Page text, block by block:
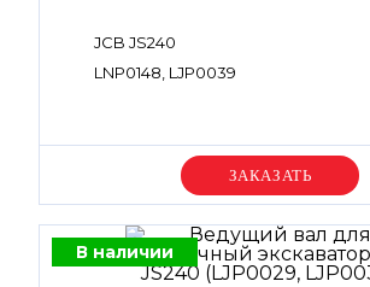
JCB JS240
LNP0148, LJP0039
Уточняйте цену
В наличии